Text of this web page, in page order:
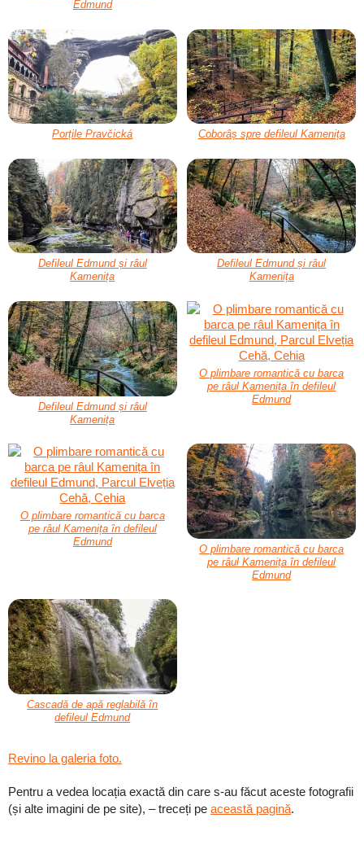
Edmund
Porțile Pravčická Coborâș spre defileul Kamenița
Defileul Edmund și râul
Kamenița
Defileul Edmund și râul
Kamenița
Defileul Edmund și râul
Kamenița
O plimbare romantică cu barca
pe râul Kamenița în defileul
Edmund
O plimbare romantică cu barca
pe râul Kamenița în defileul
Edmund
O plimbare romantică cu barca
pe râul Kamenița în defileul
Edmund
Cascadă de apă reglabilă în
defileul Edmund
Revino la galeria foto.
Pentru a vedea locația exactă din care s-au făcut aceste fotografii
(și alte imagini de pe site), – treceți pe această pagină.